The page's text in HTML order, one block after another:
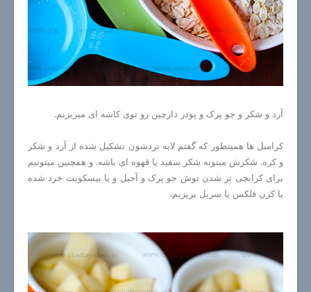
آرد و شکر و جو پرک و پودر دارچین رو توی کاسه ای میریزیم.
کرامبل ها همینطور که گفتم لایه تردشون تشکیل شده از آرد و شکر
و کره. شکرش میتونه شکر سفید یا قهوه ای باشه. و همچنین میتونیم
برای کرانچی تر شدن توش جو پرک و آجیل و یا بیسکویت خرد شده
یا کرن فلکس یا سریل بریزیم.